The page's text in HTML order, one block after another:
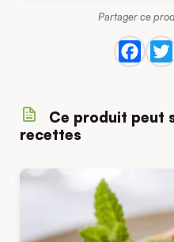
Partager ce
Ce produit peut
recettes